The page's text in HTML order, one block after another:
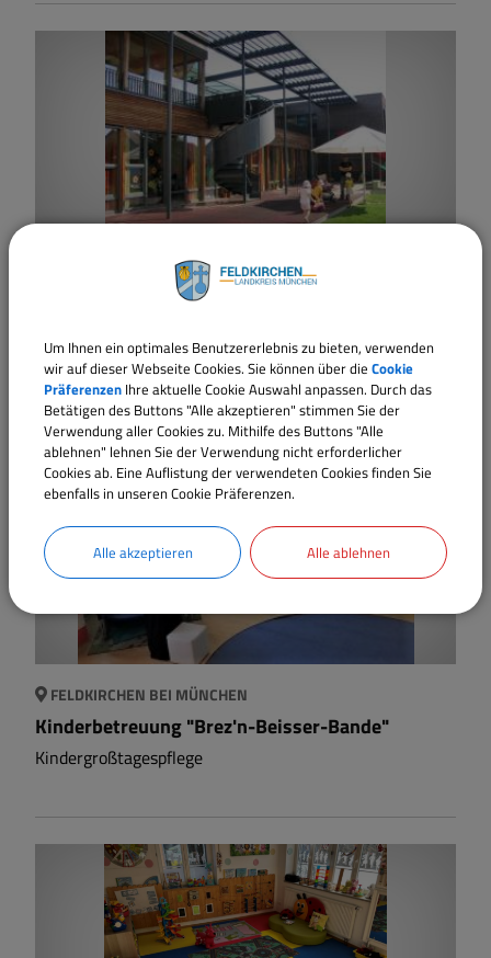
FELDKIRCHEN BEI MÜNCHEN
Evangelisches Haus für Kinder Feldkirchen
"Bienenhaus"
Träger: Innere Mission München
FELDKIRCHEN BEI MÜNCHEN
Kinderbetreuung "Brez'n-Beisser-Bande"
Kindergroßtagespflege
Um Ihnen ein optimales Benutzererlebnis zu bieten, verwenden
wir auf dieser Webseite Cookies. Sie können über die Cookie
Präferenzen Ihre aktuelle Cookie Auswahl anpassen. Durch das
Betätigen des Buttons "Alle akzeptieren" stimmen Sie der
Verwendung aller Cookies zu. Mithilfe des Buttons "Alle
ablehnen" lehnen Sie der Verwendung nicht erforderlicher
Cookies ab. Eine Auflistung der verwendeten Cookies finden Sie
ebenfalls in unseren Cookie Präferenzen.
Alle akzeptieren Alle ablehnen